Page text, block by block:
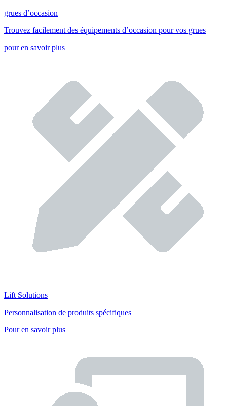
grues d’occasion
Trouvez facilement des équipements d’occasion pour vos grues
pour en savoir plus
Lift Solutions
Personnalisation de produits spécifiques
Pour en savoir plus